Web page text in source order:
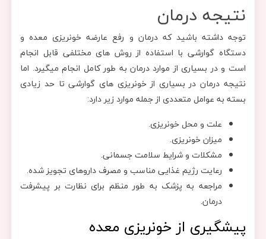
نتیجه درمان
توجه داشته باشید که درمان و رفع عارضه خونریزی معده و
دستگاه گوارشی با استفاده از روش های مختلفی قابل انجام
است و در بسیاری از موارد درمان به طور کامل انجام میگیرد. اما
نتیجه درمان در بسیاری از خونریزی های گوارشی تا حد زیادی
بسته به عوامل متعددی از جمله موارد زیر دارد:
علت و محل خونریزی.
میزان خونریزی.
مشکلات و شرایط سلامت جسمانی.
رعایت رژیم غذایی مناسب و مصرف داروهای تجویز شده.
مراجعه به پزشک به طور منظم برای نظارت بر پیشرفت
درمان.
پیشگیری از خونریزی معده